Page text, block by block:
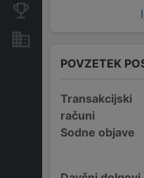
Konkurenčna podjetja
POVZETEK
Transakcijski
računi
Sodne objave